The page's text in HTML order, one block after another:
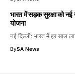
भारत में सड़क सुरक्षा को
योजना
नई दिल्ली: भारत में हर साल
BySA News